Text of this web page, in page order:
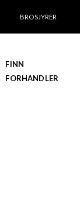
BROSJYRER
FINN
FORHANDLER